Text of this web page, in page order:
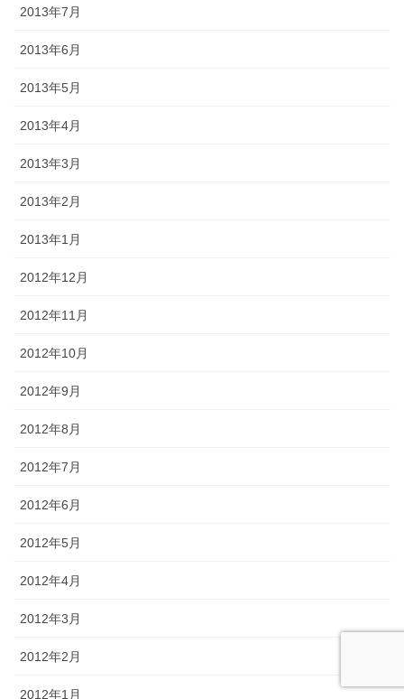
2013年7月
2013年6月
2013年5月
2013年4月
2013年3月
2013年2月
2013年1月
2012年12月
2012年11月
2012年10月
2012年9月
2012年8月
2012年7月
2012年6月
2012年5月
2012年4月
2012年3月
2012年2月
2012年1月